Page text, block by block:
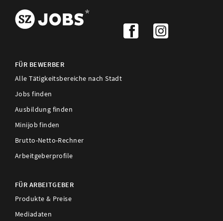
FÜR BEWERBER
Alle Tätigkeitsbereiche nach Stadt
Jobs finden
Ausbildung finden
Minijob finden
Brutto-Netto-Rechner
Arbeitgeberprofile
FÜR ARBEITGEBER
Produkte & Preise
Mediadaten